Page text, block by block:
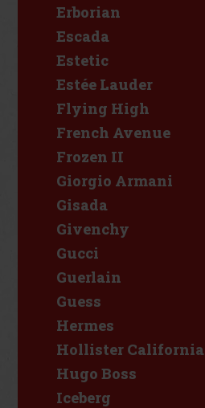
Erborian
Escada
Estetic
Estée Lauder
Flying High
French Avenue
Frozen II
Giorgio Armani
Gisada
Givenchy
Gucci
Guerlain
Guess
Hermes
Hollister California
Hugo Boss
Iceberg